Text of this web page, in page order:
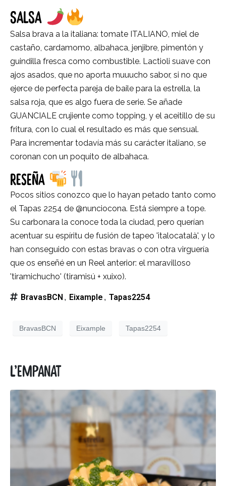
SALSA
Salsa brava a la italiana: tomate ITALIANO, miel de
castaño, cardamomo, albahaca, jenjibre, pimentón y
guindilla fresca como combustible. Lactioli suave con
ajos asados, que no aporta muuucho sabor, si no que
ejerce de perfecta pareja de baile para la estrella, la
salsa roja, que es algo fuera de serie. Se añade
GUANCIALE crujiente como topping, y el aceitillo de su
fritura, con lo cual el resultado es más que sensual.
Para incrementar todavía más su carácter italiano, se
coronan con un poquito de albahaca.
RESEÑA
Pocos sitios conozco que lo hayan petado tanto como
el Tapas 2254 de @nunciocona. Está siempre a tope.
Su carbonara la conoce toda la ciudad, pero querían
acentuar su espíritu de fusión de tapeo 'italocatalà', y lo
han conseguido con estas bravas o con otra virguería
que os enseñé en un Reel anterior: el maravilloso
'tiramichucho' (tiramisú + xuixo).
BravasBCN , Eixample , Tapas2254
BravasBCN Eixample Tapas2254
L’empanat